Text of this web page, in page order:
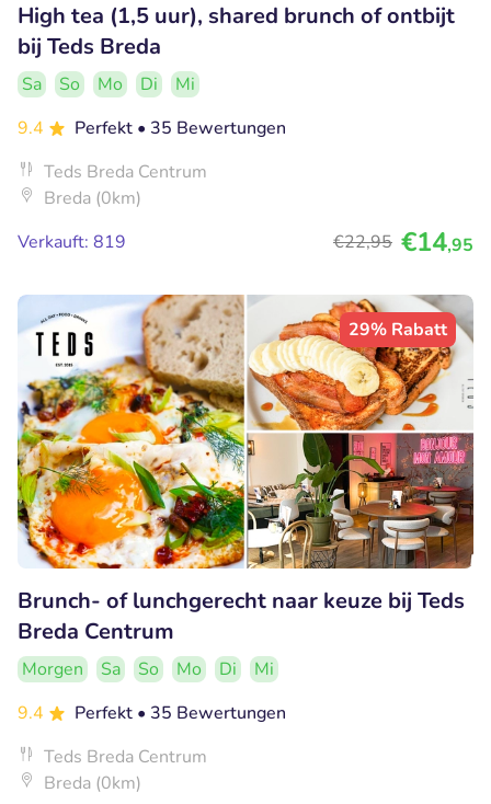
High tea (1,5 uur), shared brunch of ontbijt
bij Teds Breda
Sa So Mo Di
Mi
9.4
Perfekt • 35 Bewertungen
Teds Breda Centrum
Breda (0km)
Verkauft: 819
€22,95 €14,95
29% Rabatt
Brunch- of lunchgerecht naar keuze bij Teds
Breda Centrum
Morgen Sa So Mo Di
Mi
9.4
Perfekt • 35 Bewertungen
Teds Breda Centrum
Breda (0km)